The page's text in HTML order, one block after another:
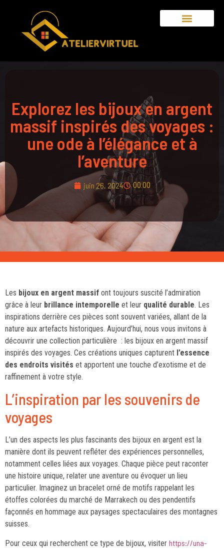
Explorez les bijoux en argent
massif inspirés des voyages :
une ode à l’élégance et à
l’aventure
juin 26, 2024 00:00
Les bijoux en argent massif ont toujours suscité l’admiration
grâce à leur brillance intemporelle et leur qualité durable. Les
inspirations derrière ces pièces sont souvent variées, allant de la
nature aux artefacts historiques. Aujourd’hui, nous vous invitons à
découvrir une collection particulière : les bijoux en argent massif
inspirés des voyages. Ces créations uniques capturent l’essence
des endroits visités et apportent une touche d’exotisme et de
raffinement à votre style.
L’inspiration par les souvenirs de
voyages
L’un des aspects les plus fascinants des bijoux en argent est la
manière dont ils peuvent refléter des expériences personnelles,
notamment celles liées aux voyages. Chaque pièce peut raconter
une histoire unique, relater une aventure ou évoquer un lieu
particulier. Imaginez un bracelet orné de motifs rappelant les
étoffes colorées du marché de Marrakech ou des pendentifs
façonnés en hommage aux paysages spectaculaires des montagnes
suisses.
Pour ceux qui recherchent ce type de bijoux, visiter https://una-